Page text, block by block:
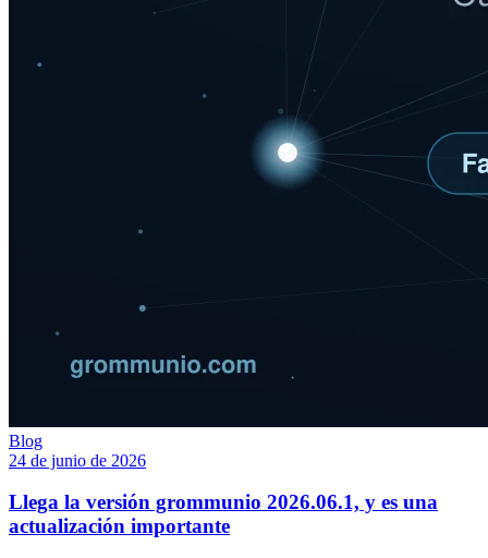
Blog
24 de junio de 2026
Llega la versión grommunio 2026.06.1, y es una
actualización importante